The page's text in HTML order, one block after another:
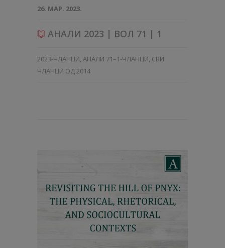
26. МАР. 2023.
АНАЛИ 2023 | ВОЛ 71 | 1
2023-ЧЛАНЦИ, АНАЛИ 71–1-ЧЛАНЦИ, СВИ
ЧЛАНЦИ ОД 2014